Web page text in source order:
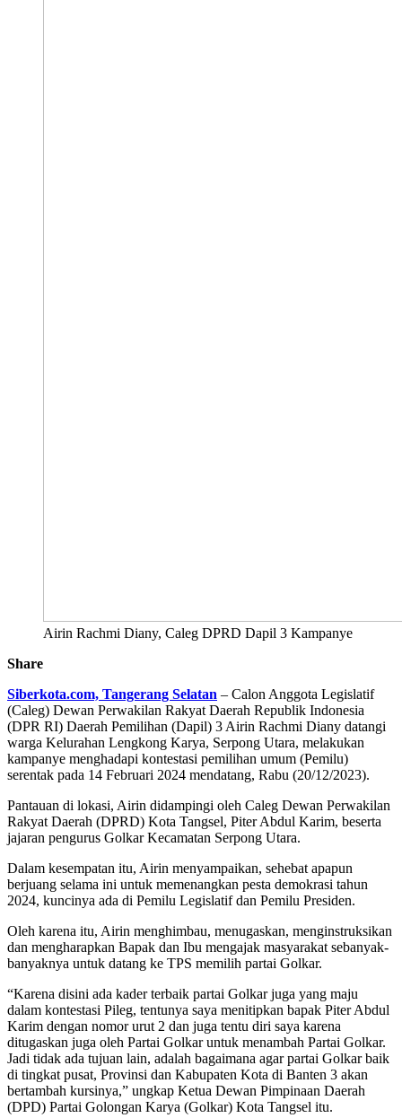
Airin Rachmi Diany, Caleg DPRD Dapil 3 Kampanye
Share
Siberkota.com, Tangerang Selatan – Calon Anggota Legislatif
(Caleg) Dewan Perwakilan Rakyat Daerah Republik Indonesia
(DPR RI) Daerah Pemilihan (Dapil) 3 Airin Rachmi Diany datangi
warga Kelurahan Lengkong Karya, Serpong Utara, melakukan
kampanye menghadapi kontestasi pemilihan umum (Pemilu)
serentak pada 14 Februari 2024 mendatang, Rabu (20/12/2023).
Pantauan di lokasi, Airin didampingi oleh Caleg Dewan Perwakilan
Rakyat Daerah (DPRD) Kota Tangsel, Piter Abdul Karim, beserta
jajaran pengurus Golkar Kecamatan Serpong Utara.
Dalam kesempatan itu, Airin menyampaikan, sehebat apapun
berjuang selama ini untuk memenangkan pesta demokrasi tahun
2024, kuncinya ada di Pemilu Legislatif dan Pemilu Presiden.
Oleh karena itu, Airin menghimbau, menugaskan, menginstruksikan
dan mengharapkan Bapak dan Ibu mengajak masyarakat sebanyak-
banyaknya untuk datang ke TPS memilih partai Golkar.
“Karena disini ada kader terbaik partai Golkar juga yang maju
dalam kontestasi Pileg, tentunya saya menitipkan bapak Piter Abdul
Karim dengan nomor urut 2 dan juga tentu diri saya karena
ditugaskan juga oleh Partai Golkar untuk menambah Partai Golkar.
Jadi tidak ada tujuan lain, adalah bagaimana agar partai Golkar baik
di tingkat pusat, Provinsi dan Kabupaten Kota di Banten 3 akan
bertambah kursinya,” ungkap Ketua Dewan Pimpinaan Daerah
(DPD) Partai Golongan Karya (Golkar) Kota Tangsel itu.